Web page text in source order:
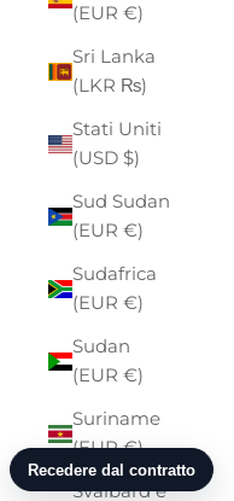
(EUR €)
Sri Lanka
(LKR ₨)
Stati Uniti
(USD $)
Sud Sudan
(EUR €)
Sudafrica
(EUR €)
Sudan
(EUR €)
Suriname
(EUR €)
Svalbard e